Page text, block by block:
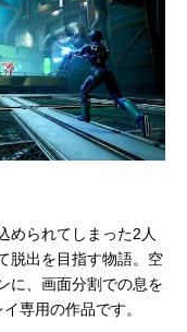
められてしまった2人
脱出を目指す物語。空
に、画面分割での息を
専用の作品です。